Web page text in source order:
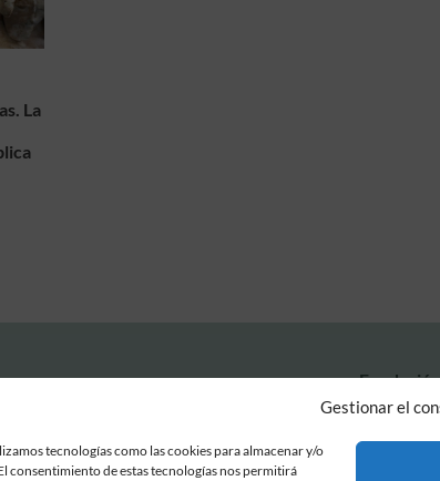
Gestionar el
tecnologías como las cookies para almacenar y/o
consentimiento de estas tecnologías nos permitirá
La
Calle